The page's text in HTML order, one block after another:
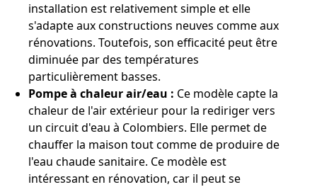
installation est relativement simple et elle
s'adapte aux constructions neuves comme aux
rénovations. Toutefois, son efficacité peut être
diminuée par des températures
particulièrement basses.
Pompe à chaleur air/eau : Ce modèle capte la
chaleur de l'air extérieur pour la rediriger vers
un circuit d'eau à Colombiers. Elle permet de
chauffer la maison tout comme de produire de
l'eau chaude sanitaire. Ce modèle est
intéressant en rénovation, car il peut se